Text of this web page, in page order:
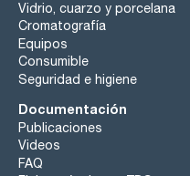
Vidrio, cuarzo y porcelana
Cromatografía
Equipos
Consumible
Seguridad e higiene
Documentación
Publicaciones
Videos
FAQ